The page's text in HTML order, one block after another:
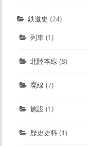
鉄道史 (24)
列車 (1)
北陸本線 (8)
廃線 (7)
施設 (1)
歴史史料 (1)